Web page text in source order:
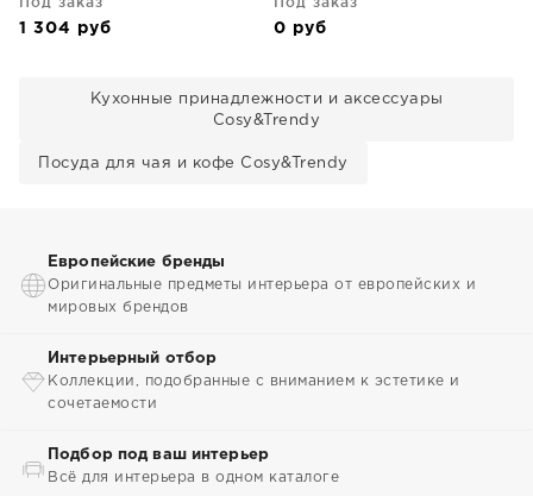
1 304 руб 0 руб
Кухонные принадлежности и аксессуары
Cosy&Trendy
Посуда для чая и кофе Cosy&Trendy
Европейские бренды
Оригинальные предметы интерьера от европейских и
мировых брендов
Интерьерный отбор
Коллекции, подобранные с вниманием к эстетике и
сочетаемости
Подбор под ваш интерьер
Всё для интерьера в одном каталоге